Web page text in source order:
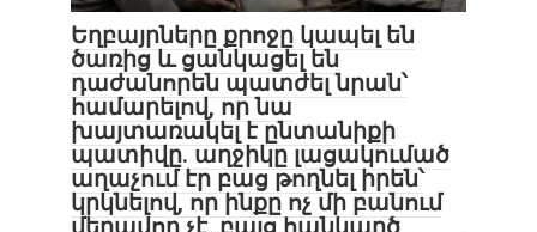
Եղբայրները քրոջը կապել են
ծառից և ցանկացել են
դաժանորեն պատժել նրան՝
համարելով, որ նա
խայտառակել է ընտանիքի
պատիվը. աղջիկը լացակումած
աղաչում էր բաց թողնել իրեն՝
կրկնելով, որ ինքը ոչ մի բանում
մեղավոր չէ, բայց հանկարծ